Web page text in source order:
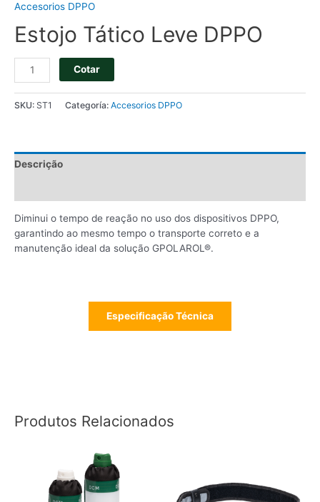
Accesorios DPPO
Estojo Tático Leve DPPO
Cotar
SKU: ST1 Categoría: Accesorios DPPO
Descrição
Diminui o tempo de reação no uso dos dispositivos DPPO,
garantindo ao mesmo tempo o transporte correto e a
manutenção ideal da solução GPOLAROL®.
Especificação Técnica
Produtos Relacionados